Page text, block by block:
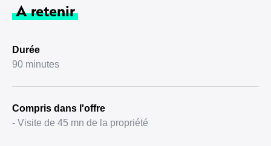
A retenir
Durée
90 minutes
Compris dans l'offre
- Visite de 45 mn de la propriété